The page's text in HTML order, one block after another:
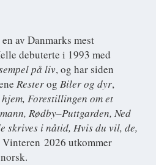
av Danmarks mest
debuterte i 1993 med
på liv, og har siden
Resterog Biler og dyr,
Forestillingen om et
Rødby–Puttgarden, Ned
skrives i nåtid, Hvis du vil, de,
Vinteren 2026 utkommer